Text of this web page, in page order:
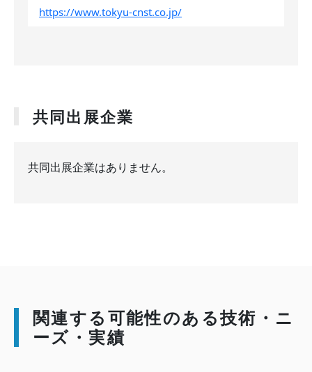
https://www.tokyu-cnst.co.jp/
共同出展企業
共同出展企業はありません。
関連する可能性のある技術・ニ
ーズ・実績